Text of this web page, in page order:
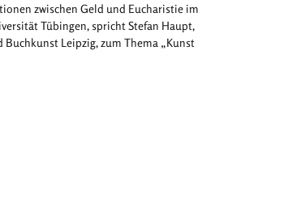
zwischen Geld und Eucharistie im
Tübingen, spricht Stefan Haupt,
Leipzig, zum Thema „Kunst